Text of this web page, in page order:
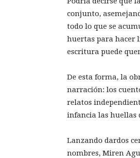
conjunto,
todo lo que se
huertas para hacer
escritura puede
De esta forma, la
narración: los
relatos
infancia las huellas
Lanzando dardos
nombres, Miren